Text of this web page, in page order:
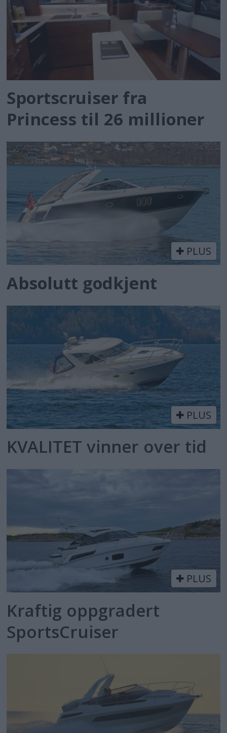
Sportscruiser fra
Princess til 26 millioner
PLUS
Absolutt godkjent
PLUS
KVALITET vinner over tid
PLUS
Kraftig oppgradert
SportsCruiser